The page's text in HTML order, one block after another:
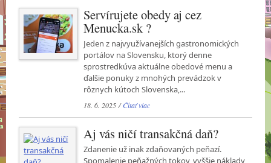
Servírujete obedy aj cez
Menucka.sk ?
Jeden z najvyužívanejších gastronomických
portálov na Slovensku, ktorý denne
sprostredkúva aktuálne obedové menu a
ďalšie ponuky z mnohých prevádzok v
rôznych kútoch Slovenska,...
18. 6. 2025 /Čítať viac
Aj vás ničí transakčná daň?
Zdanenie už inak zdaňovaných peňazí.
Spomalenie peňažných tokov, vyššie náklady,